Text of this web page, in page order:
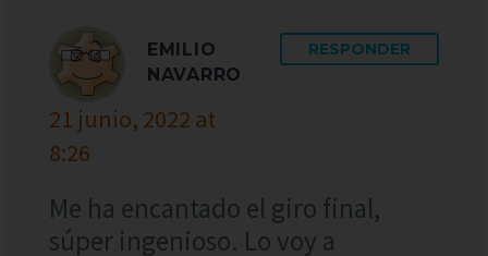
EMILIO
NAVARRO
21 junio, 2022 at
8:26
RESPONDER
Me ha encantado el giro final,
súper ingenioso. Lo voy a